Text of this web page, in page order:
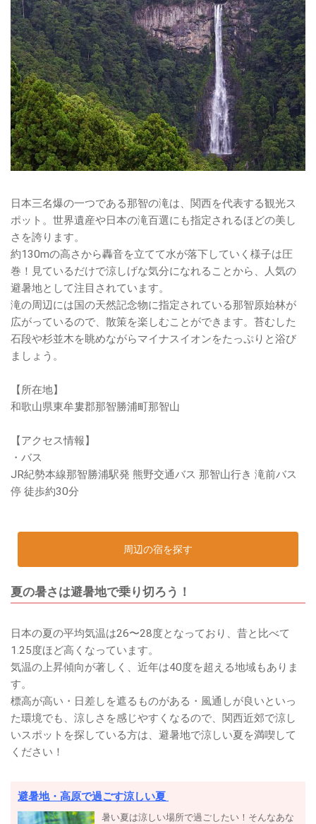
日本三名爆の一つである那智の滝は、関西を代表する観光ス
ポット。世界遺産や日本の滝百選にも指定されるほどの美し
さを誇ります。
約130mの高さから轟音を立てて水が落下していく様子は圧
巻！見ているだけで涼しげな気分になれることから、人気の
避暑地として注目されています。
滝の周辺には国の天然記念物に指定されている那智原始林が
広がっているので、散策を楽しむことができます。苔むした
石段や杉並木を眺めながらマイナスイオンをたっぷりと浴び
ましょう。
【所在地】
和歌山県東牟婁郡那智勝浦町那智山
【アクセス情報】
・バス
JR紀勢本線那智勝浦駅発 熊野交通バス 那智山行き 滝前バス
停 徒歩約30分
周辺の宿を探す
夏の暑さは避暑地で乗り切ろう！
日本の夏の平均気温は26〜28度となっており、昔と比べて
1.25度ほど高くなっています。
気温の上昇傾向が著しく、近年は40度を超える地域もありま
す。
標高が高い・日差しを遮るものがある・風通しが良いといっ
た環境でも、涼しさを感じやすくなるので、関西近郊で涼し
いスポットを探している方は、避暑地で涼しい夏を満喫して
ください！
避暑地・高原で過ごす涼しい夏
暑い夏は涼しい場所で過ごしたい！そんなあな